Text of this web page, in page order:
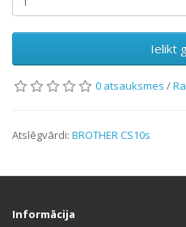
Ielikt
0 atsauksmes /
Atslēgvārdi: BROTHER CS10s
Informācija